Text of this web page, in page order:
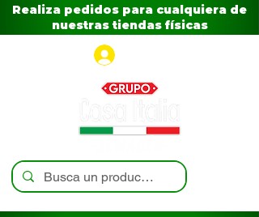
Realiza pedidos para cualquiera de
nuestras tiendas físicas